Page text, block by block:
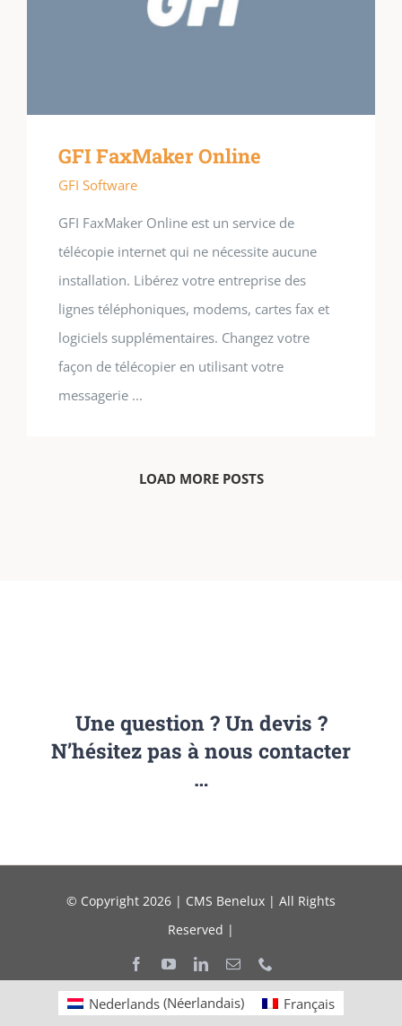
GFI FaxMaker Online
GFI Software
GFI FaxMaker Online est un service de
télécopie internet qui ne nécessite aucune
installation. Libérez votre entreprise des
lignes téléphoniques, modems, cartes fax et
logiciels supplémentaires. Changez votre
façon de télécopier en utilisant votre
messagerie ...
LOAD MORE POSTS
Une question ? Un devis ?
N’hésitez pas à nous contacter
…
© Copyright 2026 | CMS Benelux | All Rights
Reserved |
Nederlands (Néerlandais) Français